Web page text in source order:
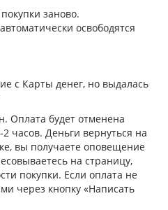
заново.
освободятся
с Карты денег, но выдалась
Оплата будет отменена
часов. Деньги вернуться на
вы получаете оповещение
на страницу,
покупки. Если оплата не
через кнопку «Написать